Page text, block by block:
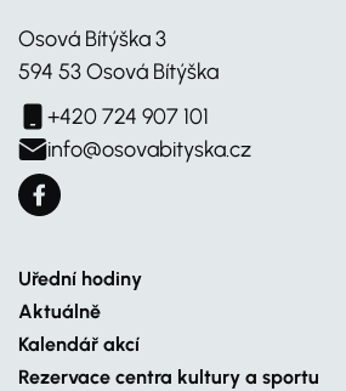
Osová Bítýška 3
594 53 Osová Bítýška
+420 724 907 101
info@osovabityska.cz
Uřední hodiny
Aktuálně
Kalendář akcí
Rezervace centra kultury a sportu